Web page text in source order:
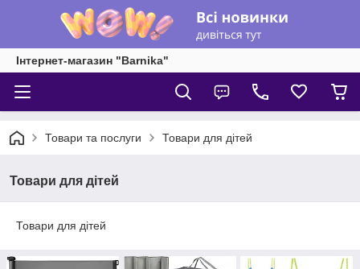
Інтернет-магазин "Barnika"
Товари та послуги Товари для дітей
Товари для дітей
Товари для дітей